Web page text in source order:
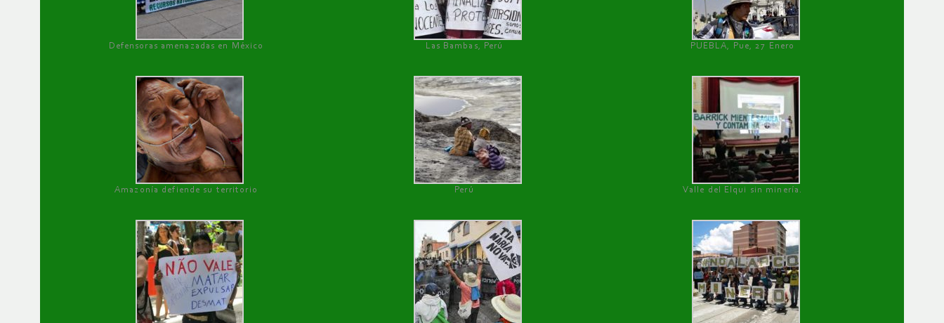
Defensoras amenazadas en México Las Bambas, Perú PUEBLA, Pue, 27 Enero
Amazonía defiende su territorio Perú Valle del Elqui sin minería.